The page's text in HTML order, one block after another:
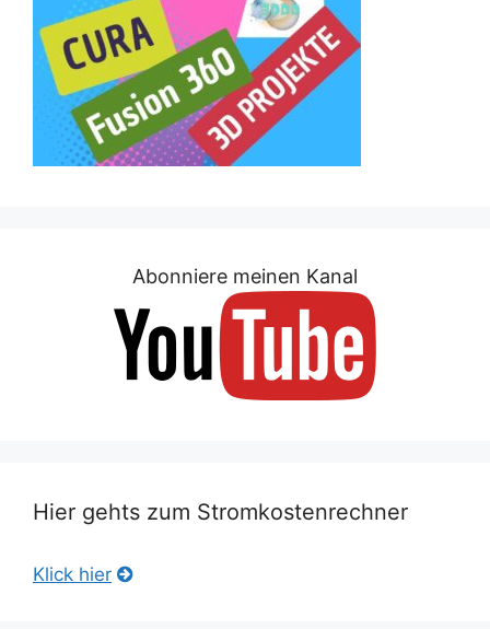
Abonniere meinen Kanal
Hier gehts zum Stromkostenrechner
Klick hier